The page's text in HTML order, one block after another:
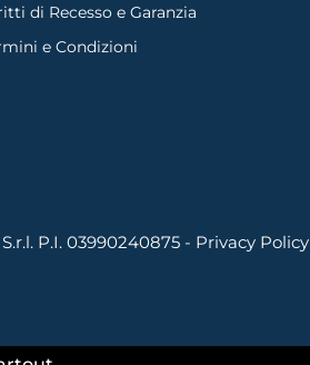
di Recesso e Garanzia
e Condizioni
P.I. 03990240875 - Privacy Policy